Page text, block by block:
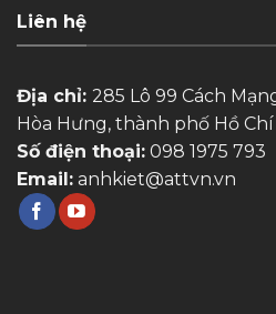
Liên hệ
Địa chỉ: 285 Lô 99 Cách
Hòa Hưng, thành phố Hồ
Số điện thoại: 098 1975 793
Email: anhkiet@attvn.vn